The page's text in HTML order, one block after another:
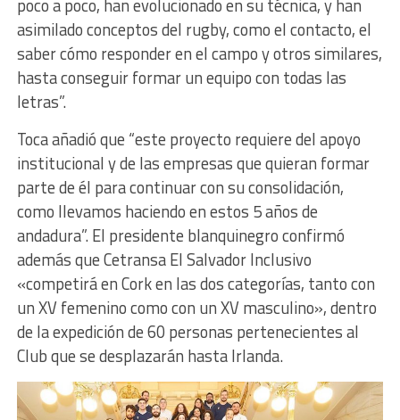
asimilado conceptos del rugby, como el contacto, el
saber cómo responder en el campo y otros similares,
hasta conseguir formar un equipo con todas las
letras”.
Toca añadió que “este proyecto requiere del apoyo
institucional y de las empresas que quieran formar
parte de él para continuar con su consolidación,
como llevamos haciendo en estos 5 años de
andadura”. El presidente blanquinegro confirmó
además que Cetransa El Salvador Inclusivo
«competirá en Cork en las dos categorías, tanto con
un XV femenino como con un XV masculino», dentro
de la expedición de 60 personas pertenecientes al
Club que se desplazarán hasta Irlanda.